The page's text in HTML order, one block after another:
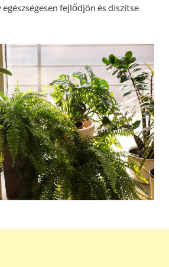
fejlődjön és díszítse